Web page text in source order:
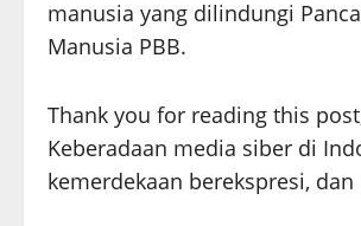
manusia yang dilindungi
Manusia PBB.
Thank you for reading this
Keberadaan media siber di
kemerdekaan berekspresi,